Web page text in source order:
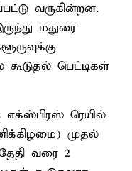
வருகின்றன.
மதுரை
கூடுதல் பெட்டிகள்
எக்ஸ்பிரஸ் ரெயில்
முதல்
வரை 2